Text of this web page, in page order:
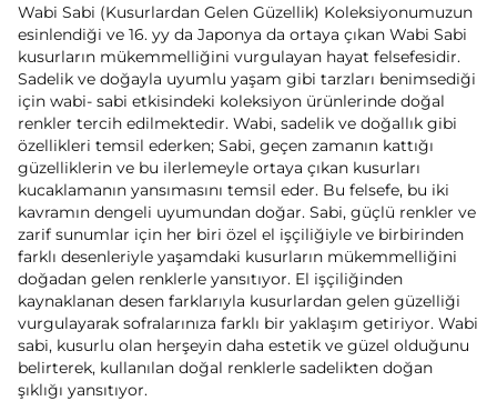
Wabi Sabi (Kusurlardan Gelen Güzellik) Koleksiyonumuzun
esinlendiği ve 16. yy da Japonya da ortaya çıkan Wabi Sabi
kusurların mükemmelliğini vurgulayan hayat felsefesidir.
Sadelik ve doğayla uyumlu yaşam gibi tarzları benimsediği
için wabi- sabi etkisindeki koleksiyon ürünlerinde doğal
renkler tercih edilmektedir. Wabi, sadelik ve doğallık gibi
özellikleri temsil ederken; Sabi, geçen zamanın kattığı
güzelliklerin ve bu ilerlemeyle ortaya çıkan kusurları
kucaklamanın yansımasını temsil eder. Bu felsefe, bu iki
kavramın dengeli uyumundan doğar. Sabi, güçlü renkler ve
zarif sunumlar için her biri özel el işçiliğiyle ve birbirinden
farklı desenleriyle yaşamdaki kusurların mükemmelliğini
doğadan gelen renklerle yansıtıyor. El işçiliğinden
kaynaklanan desen farklarıyla kusurlardan gelen güzelliği
vurgulayarak sofralarınıza farklı bir yaklaşım getiriyor. Wabi
sabi, kusurlu olan herşeyin daha estetik ve güzel olduğunu
belirterek, kullanılan doğal renklerle sadelikten doğan
şıklığı yansıtıyor.